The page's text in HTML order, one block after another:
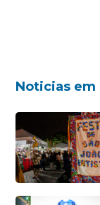
Noticias em